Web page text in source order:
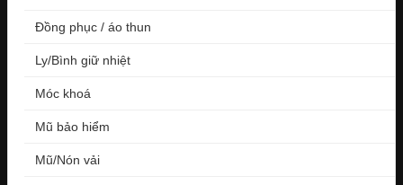
Đồng phục / áo thun
Ly/Bình giữ nhiệt
Móc khoá
Mũ bảo hiểm
Mũ/Nón vải